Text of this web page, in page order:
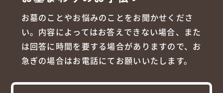
お墓のことやお悩みのことをお聞かせくださ
い。内容によってはお答えできない場合、また
は回答に時間を要する場合がありますので、お
急ぎの場合はお電話にてお願いいたします。